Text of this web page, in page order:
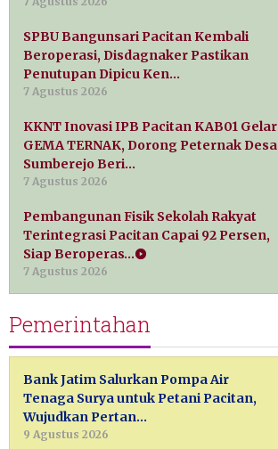
SPBU Bangunsari Pacitan Kembali
Beroperasi, Disdagnaker Pastikan
Penutupan Dipicu Ken…
7 Agustus 2026
KKNT Inovasi IPB Pacitan KAB01 Gelar
GEMA TERNAK, Dorong Peternak Desa
Sumberejo Beri…
7 Agustus 2026
Pembangunan Fisik Sekolah Rakyat
Terintegrasi Pacitan Capai 92 Persen,
Siap Beroperas…
7 Agustus 2026
Pemerintahan
Bank Jatim Salurkan Pompa Air
Tenaga Surya untuk Petani Pacitan,
Wujudkan Pertan…
9 Agustus 2026